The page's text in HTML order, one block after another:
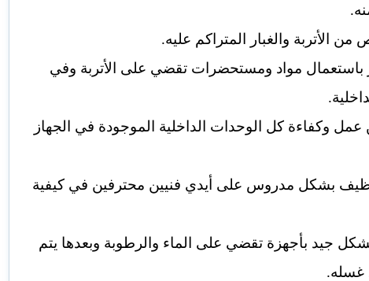
الأتربة والغبار المتراكم عليه.
باستعمال مواد ومستحضرات تقضي على الأتربة وفي
وكفاءة كل الوحدات الداخلية الموجودة في الجهاز
بشكل مدروس على أيدي فنيين محترفين في كيفية
جيد بأجهزة تقضي على الماء والرطوبة وبعدها يتم
غسله.